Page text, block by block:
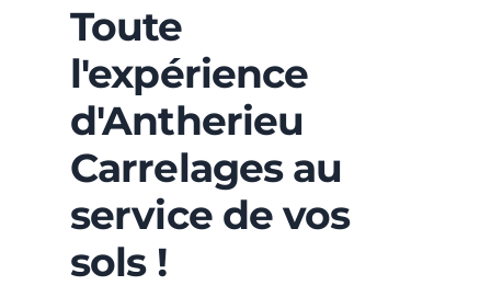
Toute
l'expérience
d'Antherieu
Carrelages au
service de vos
sols !